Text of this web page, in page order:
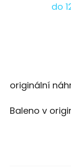
do
originální
Baleno v